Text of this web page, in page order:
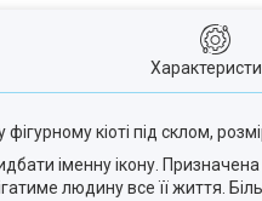
кіоті під склом,
іменну ікону.
людину все її життя.